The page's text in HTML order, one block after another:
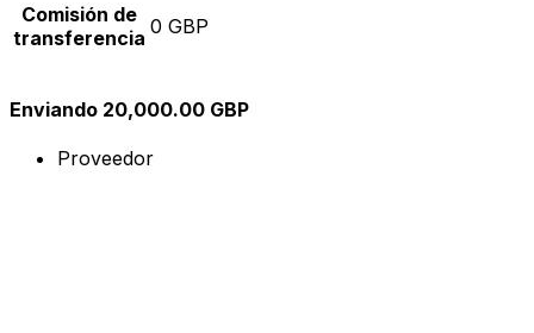
Comisión de
transferencia 0 GBP
Enviando 20,000.00 GBP
Proveedor